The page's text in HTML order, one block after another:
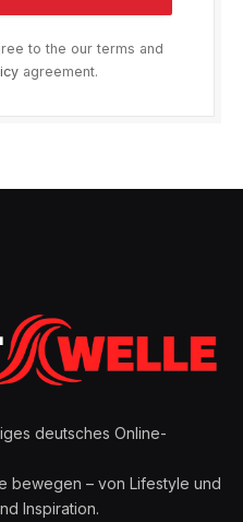
to the our terms and
agreement.
deutsches Online-
bewegen – von Lifestyle und
Inspiration.